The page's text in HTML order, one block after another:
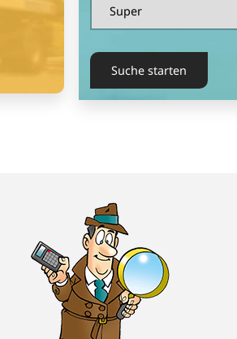
Suche starten